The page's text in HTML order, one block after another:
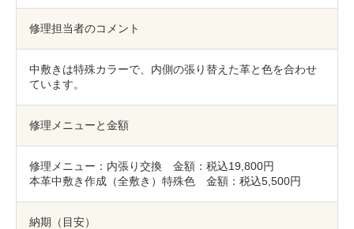
オンライン修理見積もりサービス（配送修理）
よくあるご質問
修理担当者のコメント
中敷きは特殊カラーで、内側の張り替えた革と色を合わせ
ています。
修理メニューと金額
修理メニュー：内張り交換 金額：税込19,800円
本革中敷き作成（全敷き）特殊色 金額：税込5,500円
納期（目安）